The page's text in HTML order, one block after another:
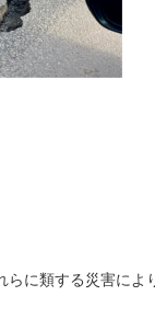
らに類する災害によ